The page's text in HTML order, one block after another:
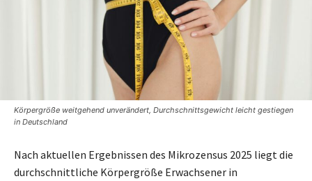
Körpergröße weitgehend unverändert, Durchschnittsgewicht leicht gestiegen
in Deutschland
Nach aktuellen Ergebnissen des Mikrozensus 2025 liegt die
durchschnittliche Körpergröße Erwachsener in